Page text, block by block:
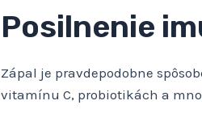
Posilnenie
Zápal je pravdepodobne
vitamínu C, probiotikách a